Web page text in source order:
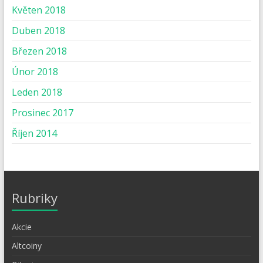
Květen 2018
Duben 2018
Březen 2018
Únor 2018
Leden 2018
Prosinec 2017
Říjen 2014
Rubriky
Akcie
Altcoiny